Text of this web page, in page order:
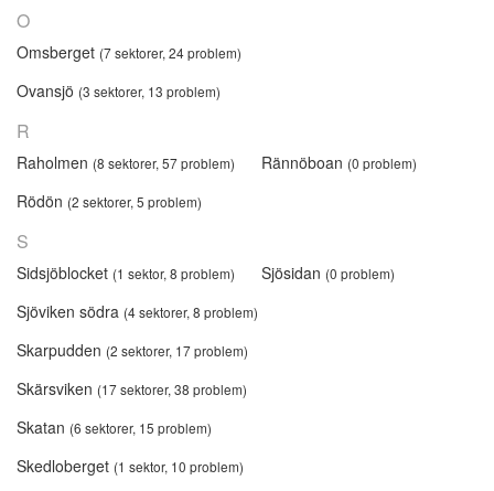
O
Omsberget (7 sektorer, 24 problem)
Ovansjö (3 sektorer, 13 problem)
R
Raholmen (8 sektorer, 57 problem) Rännöboan (0 problem)
Rödön (2 sektorer, 5 problem)
S
Sidsjöblocket (1 sektor, 8 problem) Sjösidan (0 problem)
Sjöviken södra (4 sektorer, 8 problem)
Skarpudden (2 sektorer, 17 problem)
Skärsviken (17 sektorer, 38 problem)
Skatan (6 sektorer, 15 problem)
Skedloberget (1 sektor, 10 problem)